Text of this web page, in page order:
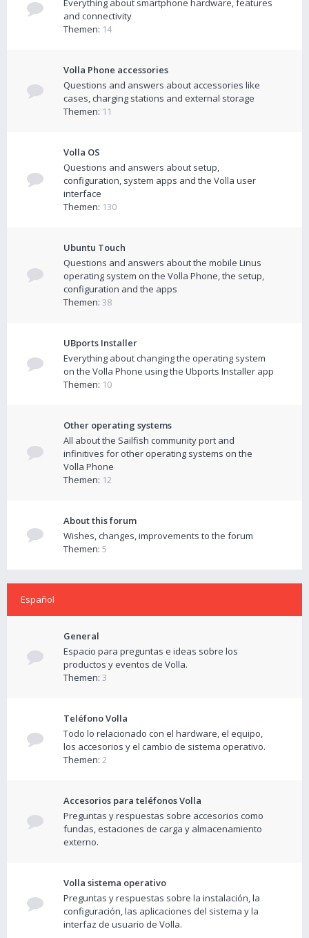
Everything about smartphone hardware, features
and connectivity
Themen: 14
Volla Phone accessories
Questions and answers about accessories like
cases, charging stations and external storage
Themen: 11
Volla OS
Questions and answers about setup,
configuration, system apps and the Volla user
interface
Themen: 130
Ubuntu Touch
Questions and answers about the mobile Linus
operating system on the Volla Phone, the setup,
configuration and the apps
Themen: 38
UBports Installer
Everything about changing the operating system
on the Volla Phone using the Ubports Installer app
Themen: 10
Other operating systems
All about the Sailfish community port and
infinitives for other operating systems on the
Volla Phone
Themen: 12
About this forum
Wishes, changes, improvements to the forum
Themen: 5
Español
General
Espacio para preguntas e ideas sobre los
productos y eventos de Volla.
Themen: 3
Teléfono Volla
Todo lo relacionado con el hardware, el equipo,
los accesorios y el cambio de sistema operativo.
Themen: 2
Accesorios para teléfonos Volla
Preguntas y respuestas sobre accesorios como
fundas, estaciones de carga y almacenamiento
externo.
Volla sistema operativo
Preguntas y respuestas sobre la instalación, la
configuración, las aplicaciones del sistema y la
interfaz de usuario de Volla.